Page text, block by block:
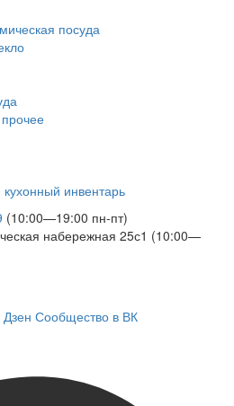
посуда
инвентарь
(10:00—19:00 пн-пт)
набережная 25с1 (10:00—
Сообщество в ВК